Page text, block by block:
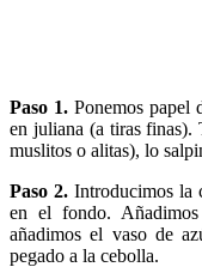
Paso 1. Ponemos papel
en juliana (a tiras finas).
muslitos o alitas), lo
Paso 2.Introducimos la
en el fondo.
añadimos el vaso de
pegado a la cebolla.